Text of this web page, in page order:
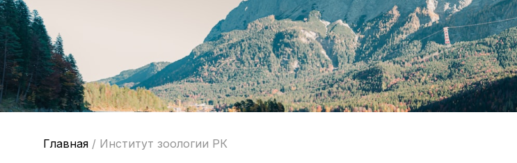
Главная / Институт зоологии РК